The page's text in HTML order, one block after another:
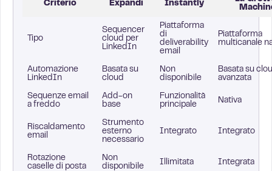
Criterio Expandi Instantly
Tipo
Sequencer
cloud per
LinkedIn
Piattaforma
di
deliverability
email
Piattaforma
multicanale
Automazione
LinkedIn
Basata su
cloud
Non
disponibile
Basata su
avanzata
Sequenze email
a freddo
Add-on
base
Funzionalità
principale
Nativa
Riscaldamento
email
Strumento
esterno
necessario
Integrato Integrato
Rotazione
caselle di posta
Non
disponibile
Illimitata Integrata